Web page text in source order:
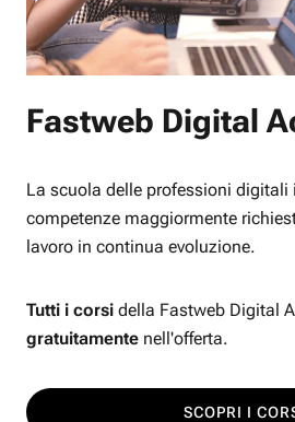
Fastweb Digital
La scuola delle professioni digitali
competenze maggiormente
lavoro in continua evoluzione.
Tutti i corsi della Fastweb Digital
gratuitamente nell'offerta.
SCOPRI I